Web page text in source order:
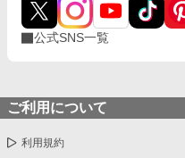
公式SNS一覧
ご利用について
利用規約